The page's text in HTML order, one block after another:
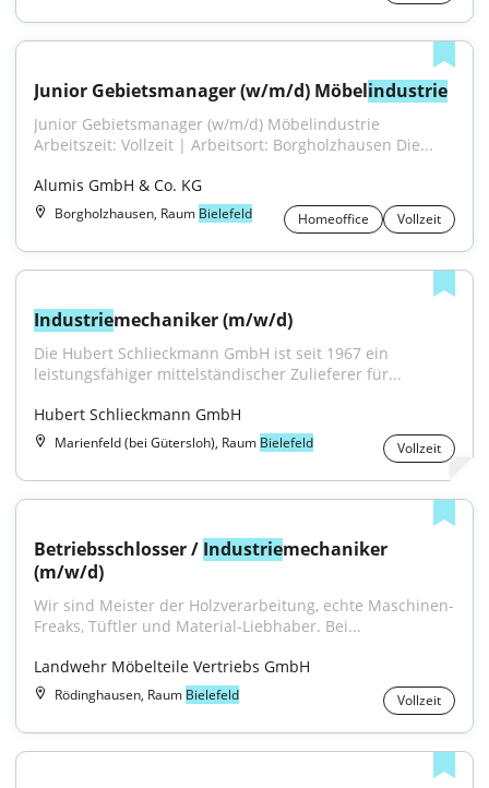
Junior Gebietsmanager (w/m/d) Möbelindustrie
Junior Gebietsmanager (w/m/d) Möbelindustrie
Arbeitszeit: Vollzeit | Arbeitsort: Borgholzhausen Die...
Alumis GmbH & Co. KG
Borgholzhausen, Raum Bielefeld Homeoffice Vollzeit
Industriemechaniker (m/w/d)
Die Hubert Schlieckmann GmbH ist seit 1967 ein
leistungsfähiger mittelständischer Zulieferer für...
Hubert Schlieckmann GmbH
Marienfeld (bei Gütersloh), Raum Bielefeld Vollzeit
Betriebsschlosser / Industriemechaniker
(m/w/d)
Wir sind Meister der Holzverarbeitung, echte Maschinen-
Freaks, Tüftler und Material-Liebhaber. Bei...
Landwehr Möbelteile Vertriebs GmbH
Rödinghausen, Raum Bielefeld Vollzeit